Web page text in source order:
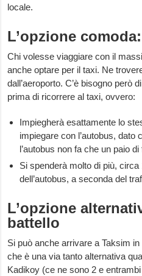
locale.
L’opzione
Chi volesse viaggiare con il
anche optare per il taxi. Ne
dall’aeroporto. C’è bisogno però
prima di ricorrere al taxi, ovvero:
Impiegherà esattamente lo
impiegare con l’autobus, dato
l’autobus non fa che un paio
Si spenderà molto di più,
dell’autobus, a seconda del
L’opzione
battello
Si può anche arrivare a Taksim
che è una via tanto alternativa
Kadikoy (ce ne sono 2 e